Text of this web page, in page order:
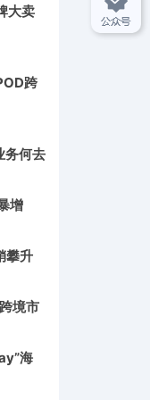
大卖
跨
务何去
增
攀升
境市
海